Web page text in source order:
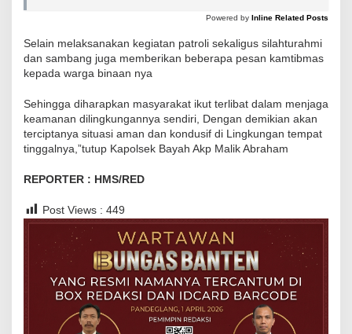
n
a
a
r
g
n
a
a
n
Powered by Inline Related Posts
Selain melaksanakan kegiatan patroli sekaligus silahturahmi
dan sambang juga memberikan beberapa pesan kamtibmas
kepada warga binaan nya
Sehingga diharapkan masyarakat ikut terlibat dalam menjaga
keamanan dilingkungannya sendiri, Dengan demikian akan
terciptanya situasi aman dan kondusif di Lingkungan tempat
tinggalnya,”tutup Kapolsek Bayah Akp Malik Abraham
REPORTER : HMS/RED
Post Views : 449